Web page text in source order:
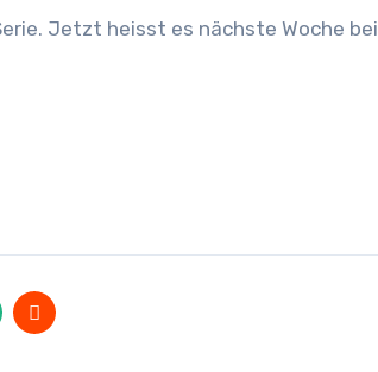
Jetzt heisst es nächste Woche bei